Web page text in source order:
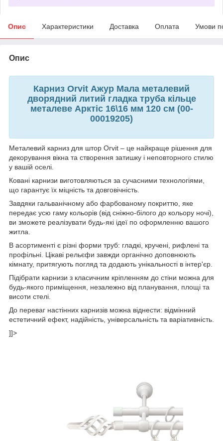
Опис Характеристики Доставка Оплата Умови
Опис
Карниз Orvit Ажур Мала металевий
дворядний литий гладка труба кільце
металеве Арктіс 16\16 мм 120 см (00-
00019205)
Металевий карниз для штор Orvit – це найкраще рішення для
декорування вікна та створення затишку і неповторного стилю
у вашій оселі.
Ковані карнизи виготовляються за сучасними технологіями,
що гарантує їх міцність та довговічність.
Завдяки гальванічному або фарбованому покриттю, яке
передає усю гаму кольорів (від сніжно-білого до кольору ночі),
ви зможете реалізувати будь-які ідеї по оформленню вашого
житла.
В асортименті є різні форми труб: гладкі, кручені, рифлені та
профільні. Цікаві рельєфи завжди органічно доповнюють
кімнату, притягують погляд та додають унікальності в інтер'єр.
Підібрати карнизи з класичним кріпленням до стіни можна для
будь-якого приміщення, незалежно від планування, площі та
висоти стелі.
До переваг настінних карнизів можна віднести: відмінний
естетичний ефект, надійність, універсальність та варіативність.
]]>